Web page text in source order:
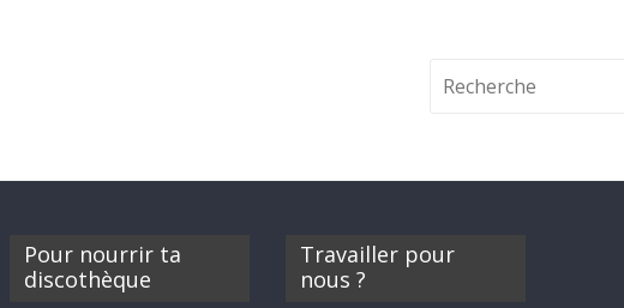
Pour nourrir ta
discothèque
Travailler pour
nous ?